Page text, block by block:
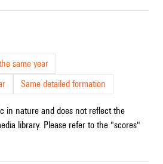
same year
Same detailed formation
in nature and does not reflect the
library. Please refer to the "scores"